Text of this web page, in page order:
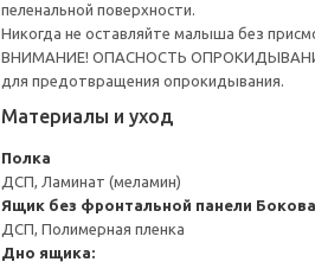
пеленальной поверхности.
Никогда не оставляйте малыша без
ВНИМАНИЕ! ОПАСНОСТЬ ОПРОКИДЫВАНИЯ!
для предотвращения опрокидывания.
Материалы и уход
Полка
ДСП, Ламинат (меламин)
Ящик без фронтальной панели
ДСП, Полимерная пленка
Дно ящика: